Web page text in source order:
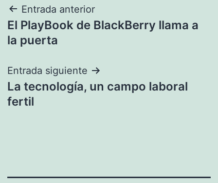
Navegación
de
Entrada anterior
El PlayBook de BlackBerry llama a
la puerta
Entrada siguiente
La tecnología, un campo laboral
fertil